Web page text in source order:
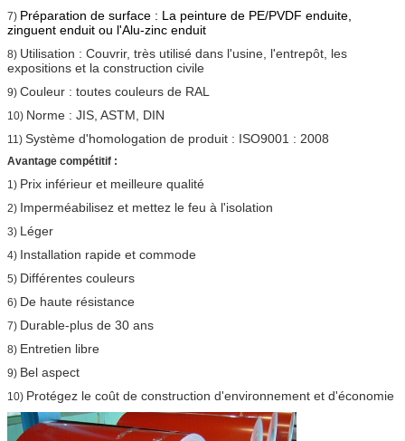
7) Préparation de surface : La peinture de PE/PVDF enduite,
zinguent enduit ou l'Alu-zinc enduit
8) Utilisation : Couvrir, très utilisé dans l'usine, l'entrepôt, les
expositions et la construction civile
9) Couleur : toutes couleurs de RAL
10) Norme : JIS, ASTM, DIN
11) Système d'homologation de produit : ISO9001 : 2008
Avantage compétitif :
1) Prix inférieur et meilleure qualité
2) Imperméabilisez et mettez le feu à l'isolation
3) Léger
4) Installation rapide et commode
5) Différentes couleurs
6) De haute résistance
7) Durable-plus de 30 ans
8) Entretien libre
9) Bel aspect
10) Protégez le coût de construction d'environnement et d'économie